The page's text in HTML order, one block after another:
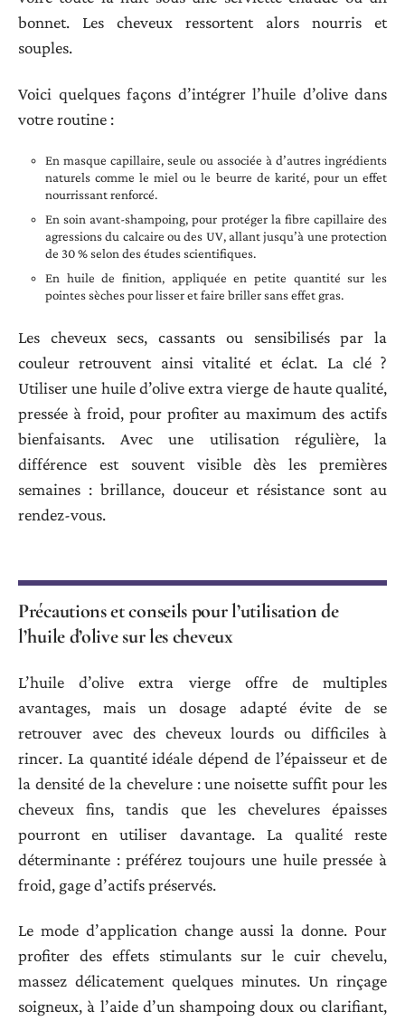
bonnet. Les cheveux ressortent alors nourris et
souples.
Voici quelques façons d’intégrer l’huile d’olive dans
votre routine :
En masque capillaire, seule ou associée à d’autres ingrédients
naturels comme le miel ou le beurre de karité, pour un effet
nourrissant renforcé.
En soin avant-shampoing, pour protéger la fibre capillaire des
agressions du calcaire ou des UV, allant jusqu’à une protection
de 30 % selon des études scientifiques.
En huile de finition, appliquée en petite quantité sur les
pointes sèches pour lisser et faire briller sans effet gras.
Les cheveux secs, cassants ou sensibilisés par la
couleur retrouvent ainsi vitalité et éclat. La clé ?
Utiliser une huile d’olive extra vierge de haute qualité,
pressée à froid, pour profiter au maximum des actifs
bienfaisants. Avec une utilisation régulière, la
différence est souvent visible dès les premières
semaines : brillance, douceur et résistance sont au
rendez-vous.
Précautions et conseils pour l’utilisation de
l’huile d’olive sur les cheveux
L’huile d’olive extra vierge offre de multiples
avantages, mais un dosage adapté évite de se
retrouver avec des cheveux lourds ou difficiles à
rincer. La quantité idéale dépend de l’épaisseur et de
la densité de la chevelure : une noisette suffit pour les
cheveux fins, tandis que les chevelures épaisses
pourront en utiliser davantage. La qualité reste
déterminante : préférez toujours une huile pressée à
froid, gage d’actifs préservés.
Le mode d’application change aussi la donne. Pour
profiter des effets stimulants sur le cuir chevelu,
massez délicatement quelques minutes. Un rinçage
soigneux, à l’aide d’un shampoing doux ou clarifiant,